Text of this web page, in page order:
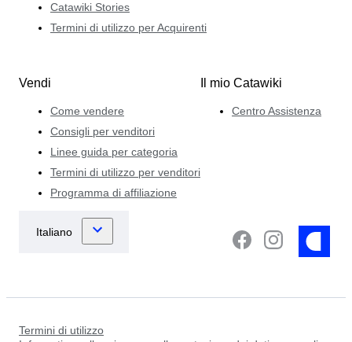
Catawiki Stories
Termini di utilizzo per Acquirenti
Vendi
Come vendere
Consigli per venditori
Linee guida per categoria
Termini di utilizzo per venditori
Programma di affiliazione
Il mio Catawiki
Centro Assistenza
Termini di utilizzo